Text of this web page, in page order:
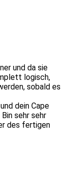
und da sie
logisch,
sobald es
dein Cape
sehr sehr
des fertigen